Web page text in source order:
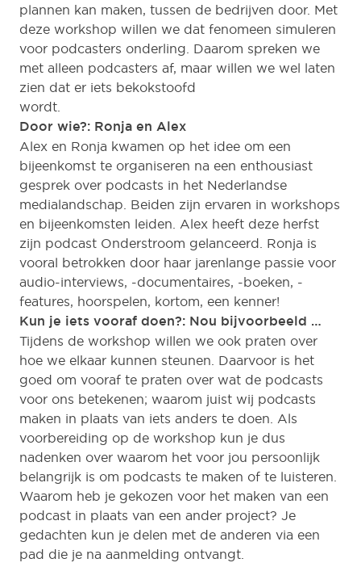
plannen kan maken, tussen de bedrijven door. Met
deze workshop willen we dat fenomeen simuleren
voor podcasters onderling. Daarom spreken we
met alleen podcasters af, maar willen we wel laten
zien dat er iets bekokstoofd
wordt.
Door wie?: Ronja en Alex
Alex en Ronja kwamen op het idee om een
bijeenkomst te organiseren na een enthousiast
gesprek over podcasts in het Nederlandse
medialandschap. Beiden zijn ervaren in workshops
en bijeenkomsten leiden. Alex heeft deze herfst
zijn podcast Onderstroom gelanceerd. Ronja is
vooral betrokken door haar jarenlange passie voor
audio-interviews, -documentaires, -boeken, -
features, hoorspelen, kortom, een kenner!
Kun je iets vooraf doen?: Nou bijvoorbeeld …
Tijdens de workshop willen we ook praten over
hoe we elkaar kunnen steunen. Daarvoor is het
goed om vooraf te praten over wat de podcasts
voor ons betekenen; waarom juist wij podcasts
maken in plaats van iets anders te doen. Als
voorbereiding op de workshop kun je dus
nadenken over waarom het voor jou persoonlijk
belangrijk is om podcasts te maken of te luisteren.
Waarom heb je gekozen voor het maken van een
podcast in plaats van een ander project? Je
gedachten kun je delen met de anderen via een
pad die je na aanmelding ontvangt.